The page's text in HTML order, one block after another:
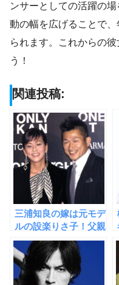
ンサーとしての活躍の
動の幅を広げることで
られます。これからの
う！
関連投稿:
三浦知良の嫁は元モデ
ルの設楽りさ子！父親
の経歴がハンパない華
麗なる一族！